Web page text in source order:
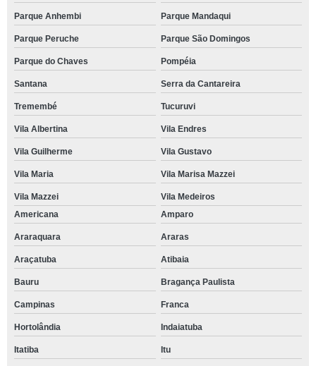
Parque Anhembi Parque Mandaqui
Parque Peruche Parque São Domingos
Parque do Chaves Pompéia
Santana Serra da Cantareira
Tremembé Tucuruvi
Vila Albertina Vila Endres
Vila Guilherme Vila Gustavo
Vila Maria Vila Marisa Mazzei
Vila Mazzei
Vila Medeiros
Americana
Amparo
Araraquara Araras
Araçatuba Atibaia
Bauru Bragança Paulista
Campinas Franca
Hortolândia Indaiatuba
Itatiba Itu